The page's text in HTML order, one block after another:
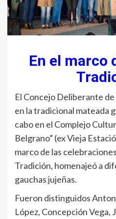
En el marco
El Concejo Deliberante de
en la tradicional mateada
cabo en el Complejo
Belgrano” (ex Vieja
marco de las
Tradición, homenajeó a
gauchas jujeñas.
Fueron distinguidos
López, Concepción Vega,